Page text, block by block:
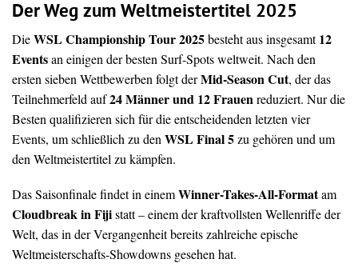
Der Weg zum Weltmeistertitel 2025
DieWSL Championship Tour 2025besteht aus insgesamt12
Eventsan einigen der besten Surf-Spots weltweit. Nach den
ersten sieben Wettbewerben folgt derMid-Season Cut, der das
Teilnehmerfeld auf24 Männer und 12 Frauenreduziert. Nur die
Besten qualifizieren sich für die entscheidenden letzten vier
Events, um schließlich zu denWSL Final 5zu gehören und um
den Weltmeistertitel zu kämpfen.
Das Saisonfinale findet in einemWinner-Takes-All-Formatam
Cloudbreak in Fijistatt – einem der kraftvollsten Wellenriffe der
Welt, das in der Vergangenheit bereits zahlreiche epische
Weltmeisterschafts-Showdowns gesehen hat.